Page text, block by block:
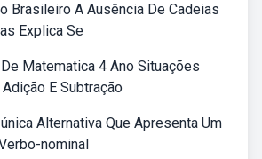
Brasileiro A Ausência De Cadeias
Explica Se
Matematica 4 Ano Situações
E Subtração
Alternativa Que Apresenta Um
nominal